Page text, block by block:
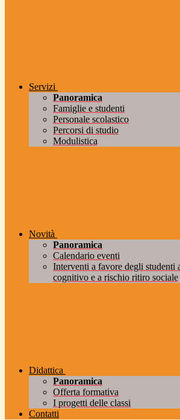
Servizi
Panoramica
Famiglie e studenti
Personale scolastico
Percorsi di studio
Modulistica
Novità
Panoramica
Calendario eventi
Interventi a favore degli studenti
cognitivo e a rischio ritiro sociale
Didattica
Panoramica
Offerta formativa
I progetti delle classi
Contatti